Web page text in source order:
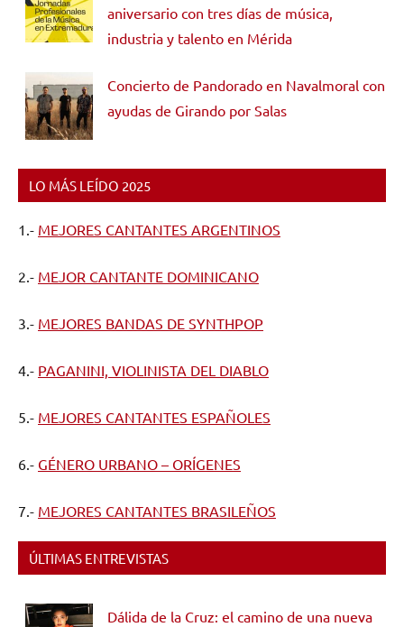
aniversario con tres días de música,
industria y talento en Mérida
Concierto de Pandorado en Navalmoral con
ayudas de Girando por Salas
LO MÁS LEÍDO 2025
1.- MEJORES CANTANTES ARGENTINOS
2.- MEJOR CANTANTE DOMINICANO
3.- MEJORES BANDAS DE SYNTHPOP
4.- PAGANINI, VIOLINISTA DEL DIABLO
5.- MEJORES CANTANTES ESPAÑOLES
6.- GÉNERO URBANO – ORÍGENES
7.- MEJORES CANTANTES BRASILEÑOS
ÚLTIMAS ENTREVISTAS
Dálida de la Cruz: el camino de una nueva